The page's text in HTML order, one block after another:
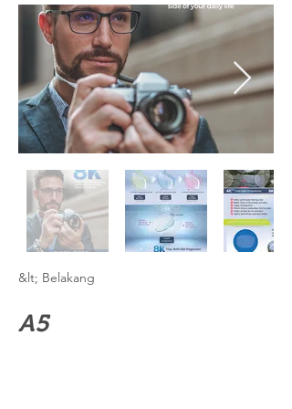
&lt; Belakang
A5